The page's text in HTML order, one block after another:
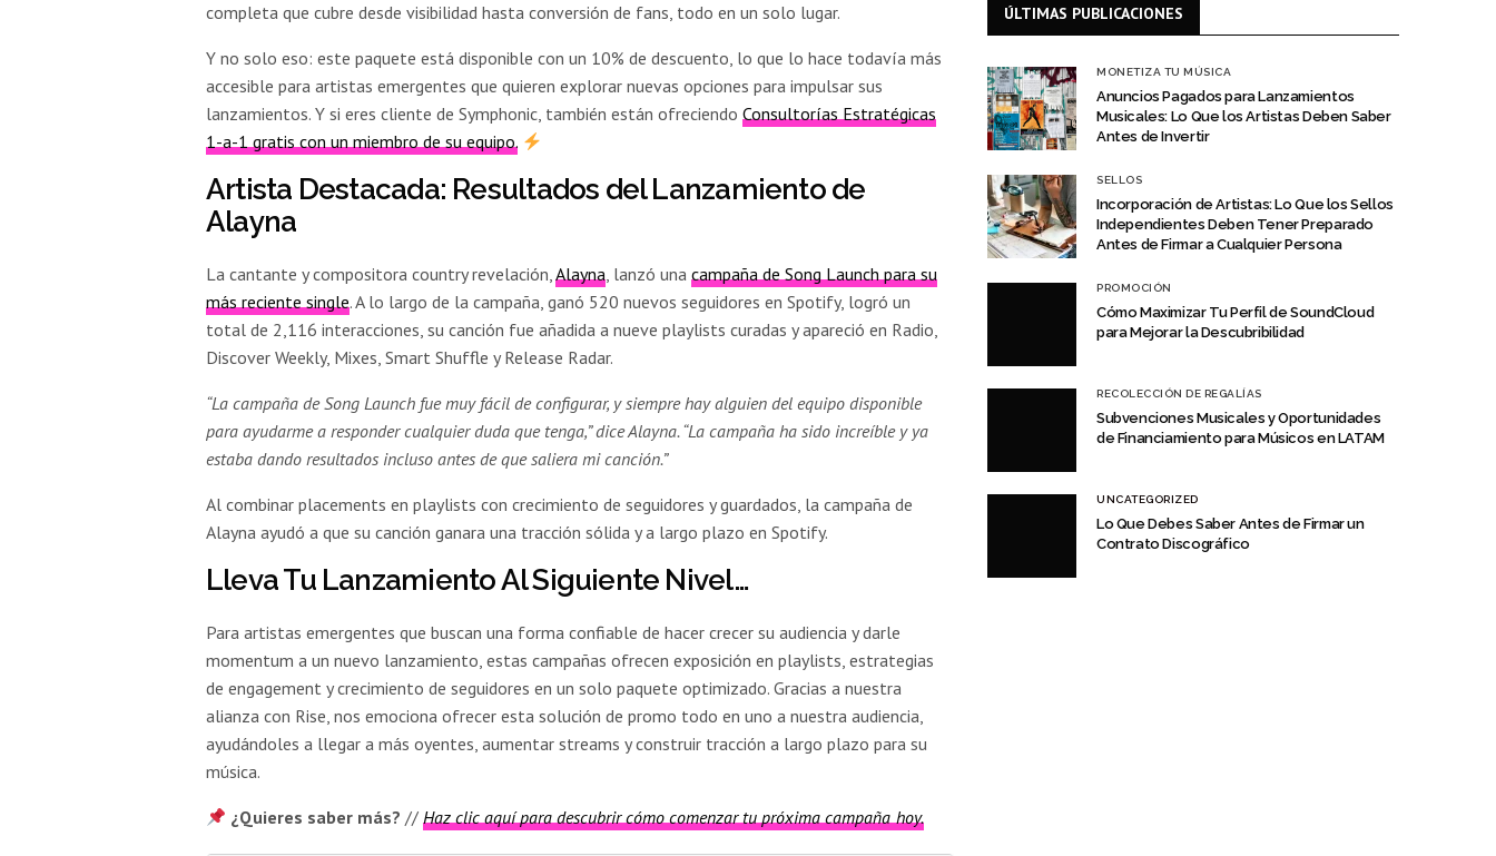
completa que cubre desde visibilidad hasta conversión de fans, todo en un solo lugar.
Y no solo eso: este paquete está disponible con un 10% de descuento, lo que lo hace todavía más
accesible para artistas emergentes que quieren explorar nuevas opciones para impulsar sus
lanzamientos. Y si eres cliente de Symphonic, también están ofreciendoConsultorías Estratégicas
1-a-1 gratis con un miembro de su equipo.
Artista Destacada: Resultados del Lanzamiento de
Alayna
La cantante y compositora country revelación,Alayna, lanzó unacampaña de Song Launch para su
más reciente single. A lo largo de la campaña, ganó 520 nuevos seguidores en Spotify, logró un
total de 2,116 interacciones, su canción fue añadida a nueve playlists curadas y apareció en Radio,
Discover Weekly, Mixes, Smart Shuffle y Release Radar.
“La campaña de Song Launch fue muy fácil de configurar, y siempre hay alguien del equipo disponible
para ayudarme a responder cualquier duda que tenga,” dice Alayna. “La campaña ha sido increíble y ya
estaba dando resultados incluso antes de que saliera mi canción.”
Al combinar placements en playlists con crecimiento de seguidores y guardados, la campaña de
Alayna ayudó a que su canción ganara una tracción sólida y a largo plazo en Spotify.
Lleva Tu Lanzamiento Al Siguiente Nivel…
Para artistas emergentes que buscan una forma confiable de hacer crecer su audiencia y darle
momentum a un nuevo lanzamiento, estas campañas ofrecen exposición en playlists, estrategias
de engagement y crecimiento de seguidores en un solo paquete optimizado. Gracias a nuestra
alianza con Rise, nos emociona ofrecer esta solución de promo todo en uno a nuestra audiencia,
ayudándoles a llegar a más oyentes, aumentar streams y construir tracción a largo plazo para su
música.
¿Quieres saber más? //Haz clic aquí para descubrir cómo comenzar tu próxima campaña hoy.
ÚLTIMAS PUBLICACIONES
MONETIZA TU MÚSICA
Anuncios Pagados para Lanzamientos
Musicales: Lo Que los Artistas Deben Saber
Antes de Invertir
SELLOS
Incorporación de Artistas: Lo Que los Sellos
Independientes Deben Tener Preparado
Antes de Firmar a Cualquier Persona
PROMOCIÓN
Cómo Maximizar Tu Perfil de SoundCloud
para Mejorar la Descubribilidad
RECOLECCIÓN DE REGALÍAS
Subvenciones Musicales y Oportunidades
de Financiamiento para Músicos en LATAM
UNCATEGORIZED
Lo Que Debes Saber Antes de Firmar un
Contrato Discográfico